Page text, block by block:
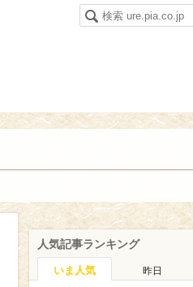
人気記事ランキング
いま人気 昨日